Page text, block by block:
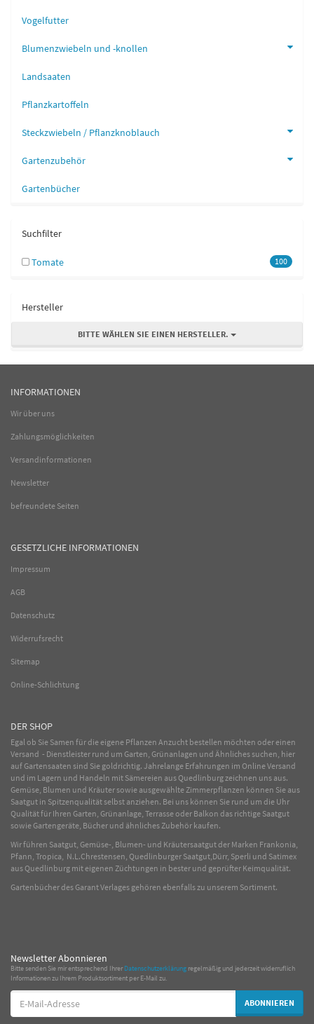
Vogelfutter
Blumenzwiebeln und -knollen
Landsaaten
Pflanzkartoffeln
Steckzwiebeln / Pflanzknoblauch
Gartenzubehör
Gartenbücher
Suchfilter
100
Tomate
Hersteller
BITTE WÄHLEN SIE EINEN HERSTELLER.
INFORMATIONEN
Wir über uns
Zahlungsmöglichkeiten
Versandinformationen
Newsletter
befreundete Seiten
GESETZLICHE INFORMATIONEN
Impressum
AGB
Datenschutz
Widerrufsrecht
Sitemap
Online-Schlichtung
DER SHOP
Egal ob Sie Samen für die eigene Pflanzen Anzucht bestellen möchten oder einen
Versand - Dienstleister rund um Garten, Grünanlagen und Ähnliches suchen, hier
auf Gartensaaten sind Sie goldrichtig. Jahrelange Erfahrungen im OnlineVersand
und im Lagern und Handeln mit Sämereien aus Quedlinburg zeichnen uns aus.
Gemüse, Blumen und Kräuter sowie ausgewählteZimmerpflanzen können Sie aus
Saatgut in Spitzenqualität selbst anziehen. Bei uns können Sie rund um die Uhr
Qualität für Ihren Garten, Grünanlage, Terrasse oder Balkon das richtige Saatgut
sowie Gartengeräte, Bücher und ähnliches Zubehör kaufen.
Wir führen Saatgut, Gemüse-, Blumen- und Kräutersaatgut der Marken Frankonia,
Pfann, Tropica, N.L.Chrestensen, Quedlinburger Saatgut,Dürr, Sperli und Satimex
aus Quedlinburg mit eigenen Züchtungen in bester und geprüfter Keimqualität.
Gartenbücher des Garant Verlages gehören ebenfalls zu unserem Sortiment.
Newsletter Abonnieren
Bitte senden Sie mir entsprechend IhrerDatenschutzerklärung regelmäßig und jederzeit widerruflich
Informationen zu Ihrem Produktsortiment per E-Mail zu.
E-
Mail-
Adresse
ABONNIEREN